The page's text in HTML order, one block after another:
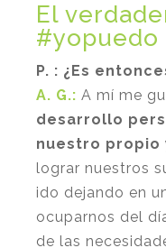
El
#yopuedo
P. : ¿Es
A. G.: A mí me
desarrollo
nuestro propio
lograr nuestros
ido dejando en
ocuparnos del
de las